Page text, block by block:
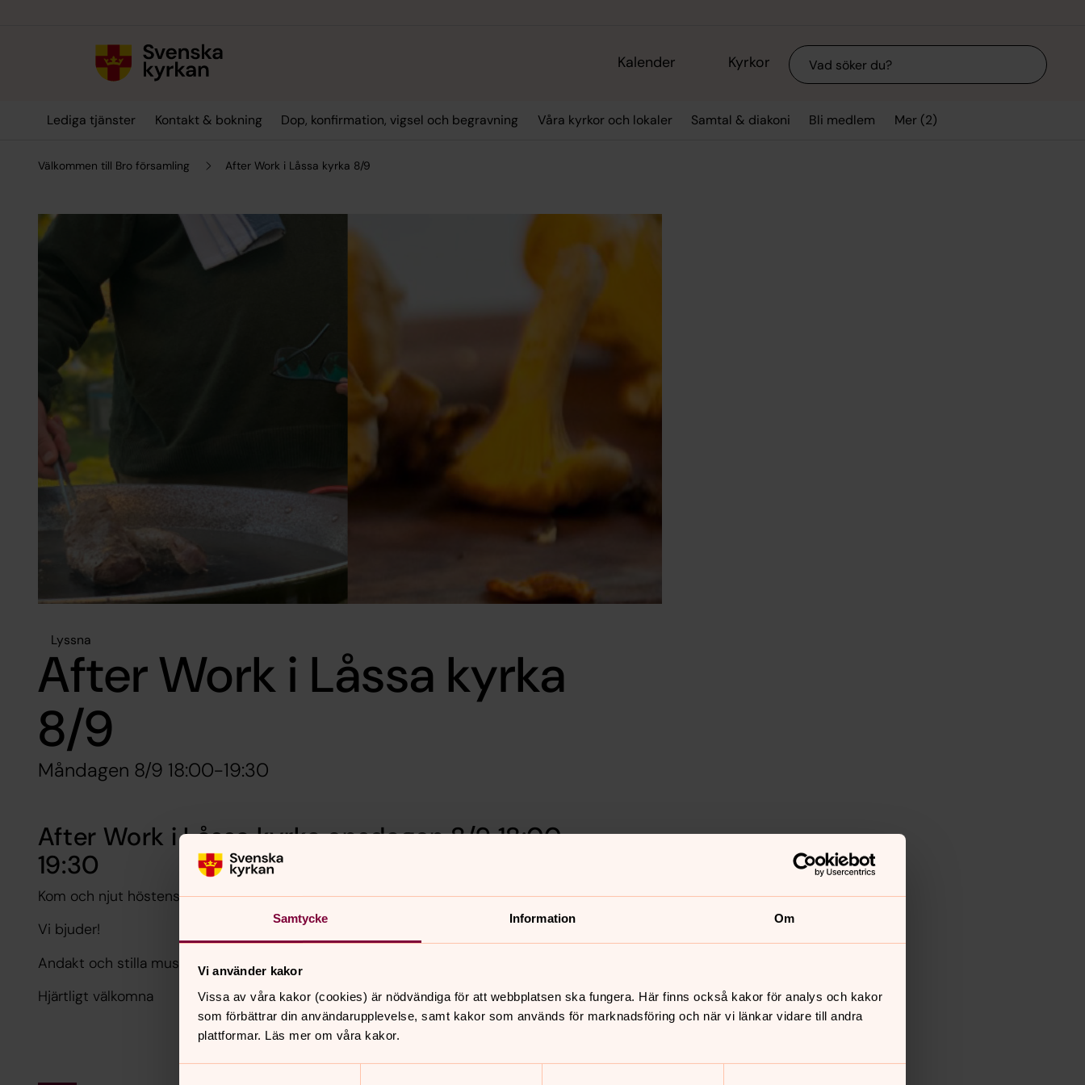
Samtycke Information Om
Vi använder kakor
Vissa av våra kakor (cookies) är nödvändiga för att webbplatsen ska fungera. Här finns också kakor för analys och kakor
som förbättrar din användarupplevelse, samt kakor som används för marknadsföring och när vi länkar vidare till andra
plattformar. Läs mer om våra kakor.
Kalender Kyrkor Sök
Lediga tjänster Kontakt & bokning Dop, konfirmation, vigsel och begravning Våra kyrkor och lokaler Samtal & diakoni Bli medlem Mer (2)
Välkommen till Bro församling After Work i Låssa kyrka 8/9
Lyssna
After Work i Låssa kyrka
8/9
Måndagen 8/9 18:00-19:30
After Work i Låssa kyrka onsdagen 8/9 18:00–
19:30
Kom och njut höstens smaker för fjärde året i rad.
Vi bjuder!
Andakt och stilla musik med levande ljus i kyrkan.
Hjärtligt välkomna